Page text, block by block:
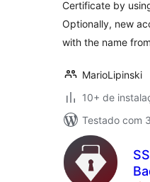
Certificate by
Optionally, new
with the name
MarioLipinski
10+ de
Testado com